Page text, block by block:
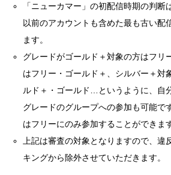
「ニューカマー」の初配信時期の判断
以前のアカウントも含めた最も古い配
ます。
グレードがゴールド＋対象の方はフリ
はフリー・ゴールド＋、シルバー＋対
ルド＋・ゴールド…というように、自
グレードのグループへの参加も可能で
はフリーにのみ参加することができま
上記は審査の対象となりますので、違
キングから除外させていただきます。